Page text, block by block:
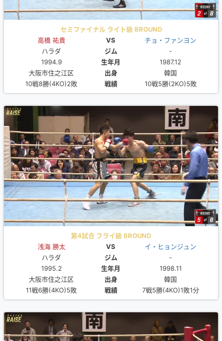
セミファイナル ライト級 8ROUND
高橋 祐貴
VS
チョ・ファンヨン
ハラダ
ジム
-
1994.9
生年月
1987.12
大阪市住之江区
出身
韓国
10戦8勝(4KO)2敗
戦績 10戦5勝(2KO)5敗
第4試合 フライ級 8ROUND
浅海 勝太
VS
イ・ヒョンジュン
ハラダ
ジム
-
1995.2
生年月
1998.11
大阪市住之江区
出身
韓国
11戦6勝(4KO)5敗
戦績 7戦5勝(4KO)1敗1分